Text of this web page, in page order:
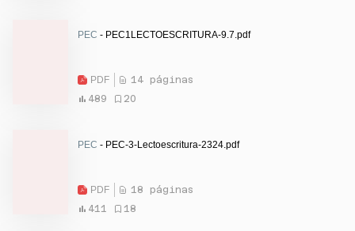
PEC - PEC1LECTOESCRITURA-9.7.pdf
PDF
14 páginas
489
20
PEC - PEC-3-Lectoescritura-2324.pdf
PDF
18 páginas
411
18